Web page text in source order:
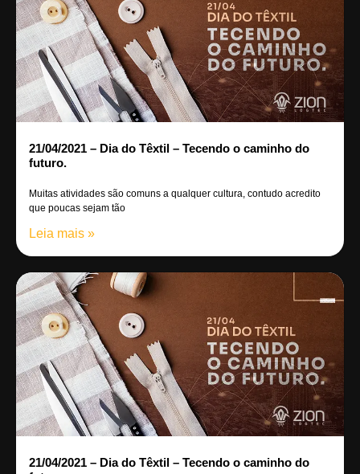
21/04/2021 – Dia do Têxtil – Tecendo o caminho do
futuro.
Muitas atividades são comuns a qualquer cultura, contudo acredito
que poucas sejam tão
Leia mais »
21/04/2021 – Dia do Têxtil – Tecendo o caminho do